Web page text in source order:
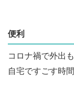
便利
コロナ禍で外出
自宅ですごす時